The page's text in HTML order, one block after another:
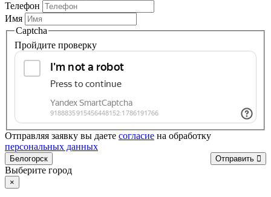
Телефон
Имя
Captcha
Пройдите проверку
Отправляя заявку вы даете согласие на обработку
персональных данных
Отправить
Белогорск
Выберите город
×